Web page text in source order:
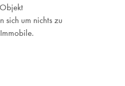
sich um nichts zu